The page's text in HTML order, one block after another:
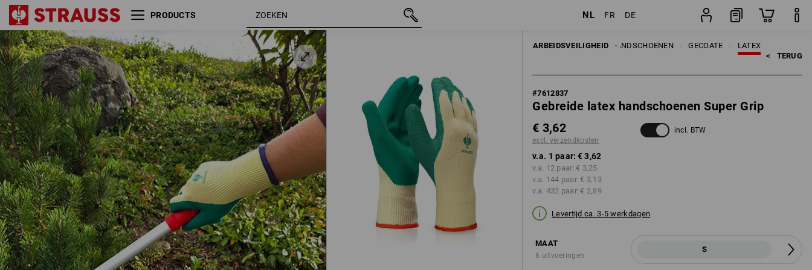
PRODUCTS NL FR DE
ARBEIDSVEILIGHEID LATEX
GECOATE
HANDSCHOENEN
< TERUG
#7612837
Gebreide latex handschoenen Super Grip
€ 3,62
excl. verzendkosten
incl. BTW
v.a. 1 paar: € 3,62
v.a. 12 paar: € 3,25
v.a. 144 paar: € 3,13
v.a. 432 paar: € 2,89
Levertijd ca. 3-5 werkdagen
MAAT
6 uitvoeringen
S
Gebreide latex handschoenen
Super Grip
S € 3,62